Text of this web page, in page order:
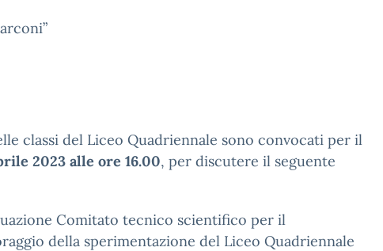
classi del Liceo Quadriennale sono convocati per il
2023 alle ore 16.00, per discutere il seguente
Comitato tecnico scientifico per il
della sperimentazione del Liceo Quadriennale